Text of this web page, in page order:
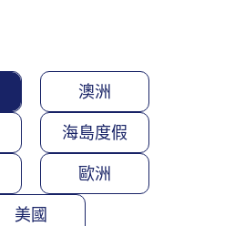
澳洲
海島度假
歐洲
美國